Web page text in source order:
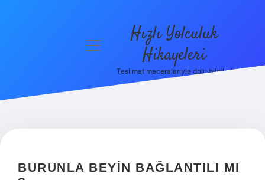
menüyü
Hızlı Yolculuk
Hikayeleri
Teslimat maceralarıyla dolu bilgiler!
BURUNLA BEYIN BAĞLANTILI MI